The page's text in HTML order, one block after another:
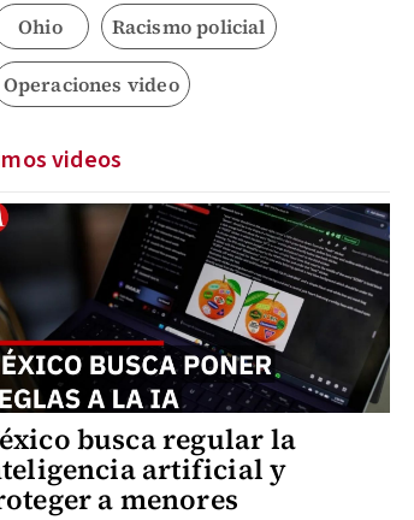
Ohio Racismo policial
Operaciones video
videos
busca regular la
artificial y
a menores